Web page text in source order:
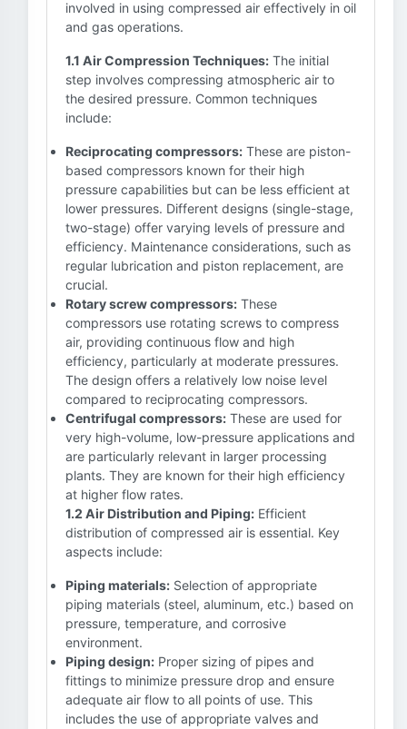
involved in using compressed air effectively in oil
and gas operations.
1.1 Air Compression Techniques: The initial
step involves compressing atmospheric air to
the desired pressure. Common techniques
include:
Reciprocating compressors: These are piston-
based compressors known for their high
pressure capabilities but can be less efficient at
lower pressures. Different designs (single-stage,
two-stage) offer varying levels of pressure and
efficiency. Maintenance considerations, such as
regular lubrication and piston replacement, are
crucial.
Rotary screw compressors: These
compressors use rotating screws to compress
air, providing continuous flow and high
efficiency, particularly at moderate pressures.
The design offers a relatively low noise level
compared to reciprocating compressors.
Centrifugal compressors: These are used for
very high-volume, low-pressure applications and
are particularly relevant in larger processing
plants. They are known for their high efficiency
at higher flow rates.
1.2 Air Distribution and Piping: Efficient
distribution of compressed air is essential. Key
aspects include:
Piping materials: Selection of appropriate
piping materials (steel, aluminum, etc.) based on
pressure, temperature, and corrosive
environment.
Piping design: Proper sizing of pipes and
fittings to minimize pressure drop and ensure
adequate air flow to all points of use. This
includes the use of appropriate valves and